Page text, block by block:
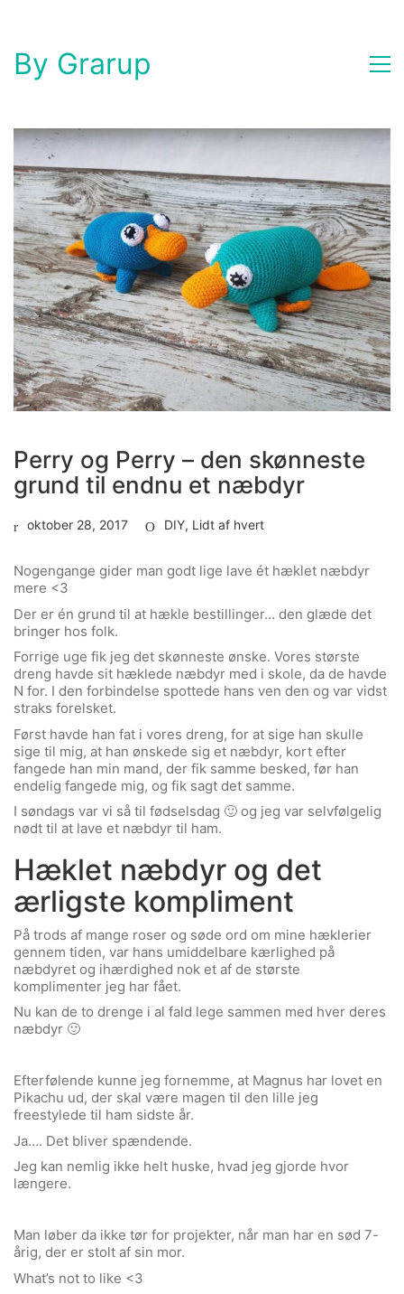
By Grarup
Perry og Perry – den skønneste
grund til endnu et næbdyr
oktober 28, 2017 DIY, Lidt af hvert
Nogengange gider man godt lige lave ét hæklet næbdyr
mere <3
Der er én grund til at hækle bestillinger… den glæde det
bringer hos folk.
Forrige uge fik jeg det skønneste ønske. Vores største
dreng havde sit hæklede næbdyr med i skole, da de havde
N for. I den forbindelse spottede hans ven den og var vidst
straks forelsket.
Først havde han fat i vores dreng, for at sige han skulle
sige til mig, at han ønskede sig et næbdyr, kort efter
fangede han min mand, der fik samme besked, før han
endelig fangede mig, og fik sagt det samme.
I søndags var vi så til fødselsdag 🙂 og jeg var selvfølgelig
nødt til at lave et næbdyr til ham.
Hæklet næbdyr og det
ærligste kompliment
På trods af mange roser og søde ord om mine hæklerier
gennem tiden, var hans umiddelbare kærlighed på
næbdyret og ihærdighed nok et af de største
komplimenter jeg har fået.
Nu kan de to drenge i al fald lege sammen med hver deres
næbdyr 🙂
Efterfølende kunne jeg fornemme, at Magnus har lovet en
Pikachu ud, der skal være magen til den lille jeg
freestylede til ham sidste år.
Ja…. Det bliver spændende.
Jeg kan nemlig ikke helt huske, hvad jeg gjorde hvor
længere.
Man løber da ikke tør for projekter, når man har en sød 7-
årig, der er stolt af sin mor.
What’s not to like <3